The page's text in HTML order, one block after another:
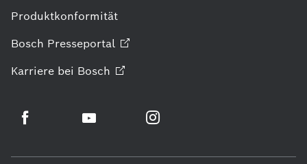
Produktkonformität
Bosch Presseportal
Karriere bei Bosch